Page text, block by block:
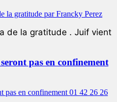
a de la gratitude . Juif vient
pas en confinement